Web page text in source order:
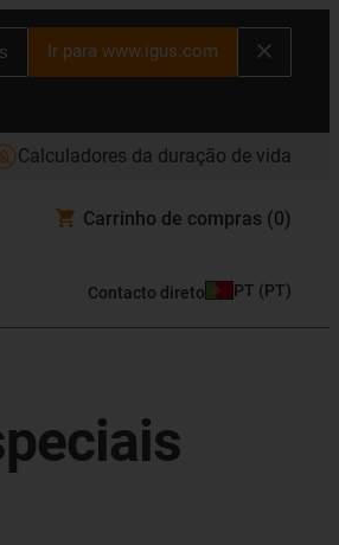
Ir para www.igus.com
Calculadores da duração de vida
Carrinho de compras (0)
Contacto direto PT (PT)